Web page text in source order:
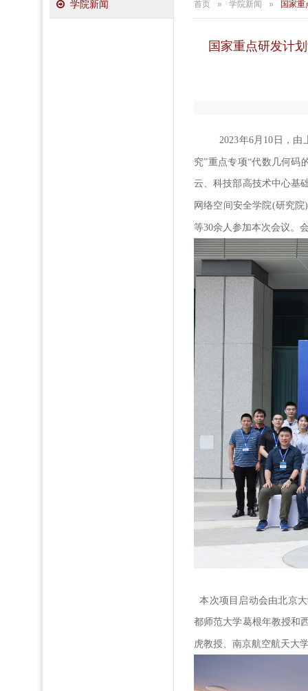
学院新闻 首页 » 学院新闻 » 国家
国家重点研发计
2023年6月 10 日，由
究”重点专项“代数几何码
云、科技部高技术中心基
网络空间安全学院(研究院
等30余人参加本次会议。
本次项目启动会由北京
都师范大学葛根年教授和
虎教授、南京航空航天大